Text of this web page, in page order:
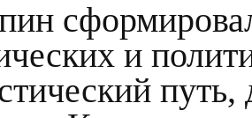
и
путь,